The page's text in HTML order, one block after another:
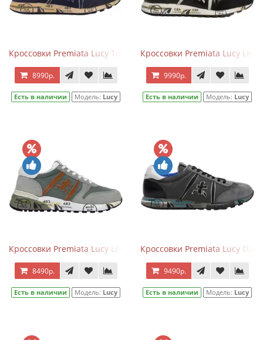
Кроссовки Premiata Lucy Total Blue
8990р.
Есть в наличии Модель: Lucy
Кроссовки Premiata Lucy
9990р.
Есть в наличии Модель: Lucy
Кроссовки Premiata Lucy Leather Grey Brown
8490р.
Есть в наличии Модель: Lucy
Кроссовки Premiata Lucy Dark
9490р.
Есть в наличии Модель: Lucy